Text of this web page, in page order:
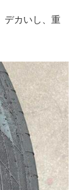
デカいし、重